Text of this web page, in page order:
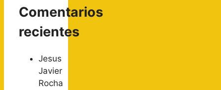
Comentarios
recientes
Jesus
Javier
Rocha